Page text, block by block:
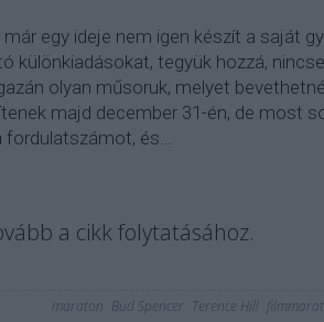
már egy ideje nem igen készít a saját
különkiadásokat, tegyük hozzá,
olyan műsoruk, melyet
majd december 31-én, de most
fordulatszámot, és…
a cikk folytatásához.
maraton Bud Spencer Terence Hill